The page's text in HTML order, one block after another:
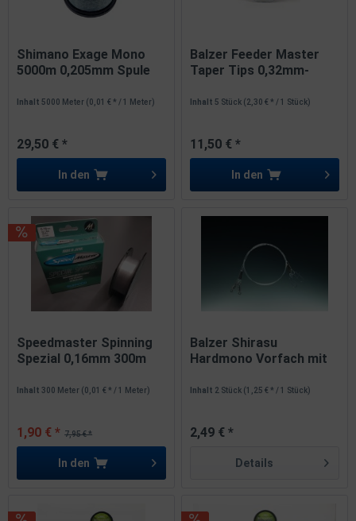
Shimano Exage Mono
5000m 0,205mm Spule
Inhalt 5000 Meter (0,01 € * / 1 Meter)
29,50 € *
In den
Balzer Feeder Master
Taper Tips 0,32mm-
Inhalt 5 Stück (2,30 € * / 1 Stück)
11,50 € *
In den
Speedmaster Spinning
Spezial 0,16mm 300m
Inhalt300 Meter (0,01 € * / 1 Meter)
7,95 € *
1,90 € *
In den
Balzer Shirasu
Hardmono Vorfach mit
Inhalt 2 Stück (1,25 € * / 1 Stück)
2,49 € *
Details